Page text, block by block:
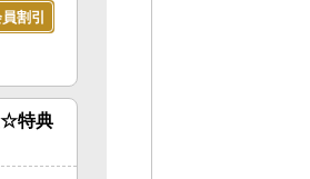
割引
☆特典